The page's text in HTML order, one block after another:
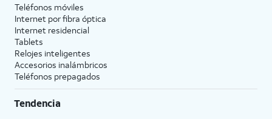
Teléfonos móviles
Internet por fibra óptica
Internet residencial
Tablets
Relojes inteligentes
Accesorios inalámbricos
Teléfonos prepagados
Tendencia